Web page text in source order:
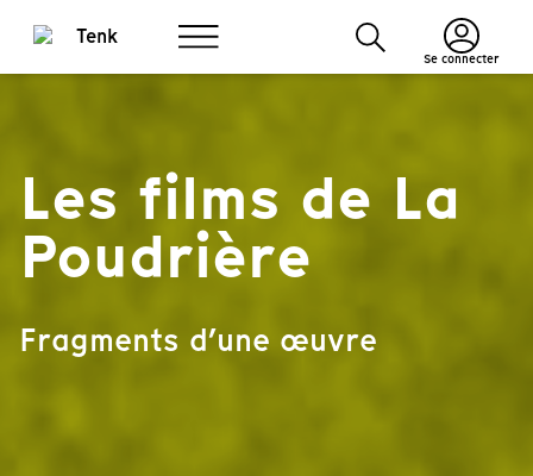
Se connecter
Les films de La
Poudrière
Fragments d’une œuvre